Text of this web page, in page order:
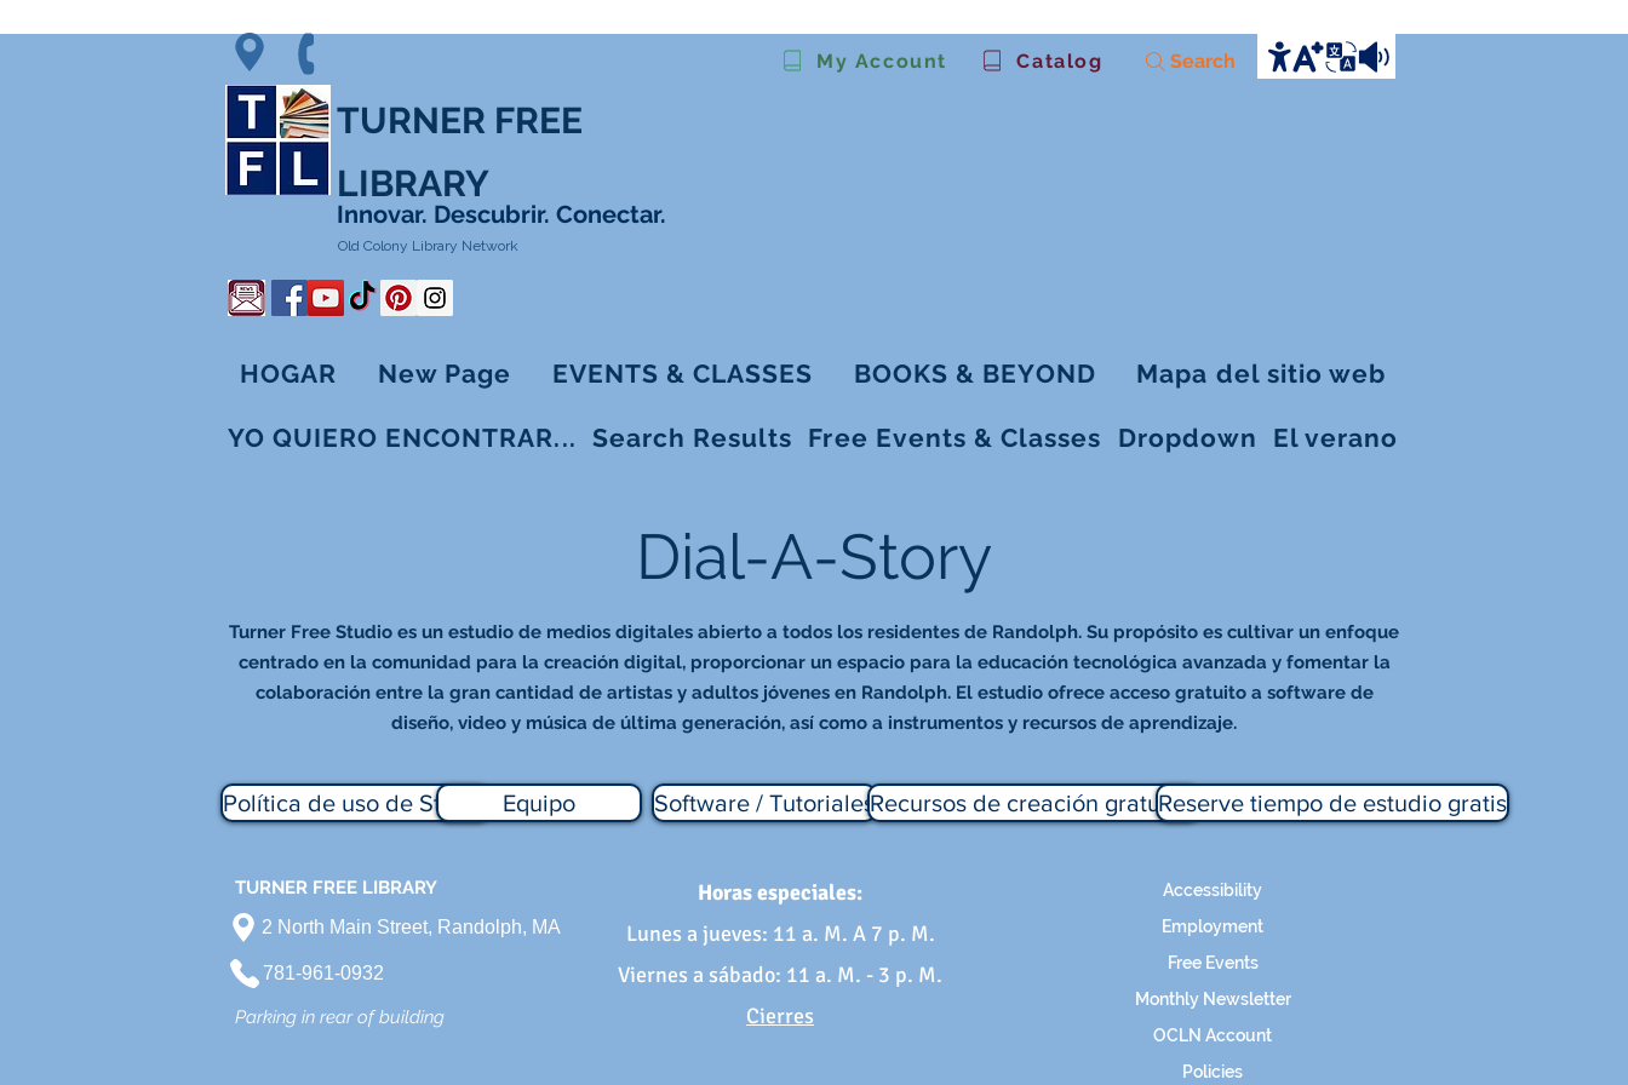
My Account Catalog
TURNER FREE
LIBRARY
Innovar. Descubrir. Conectar.
Old Colony Library Network
Search
HOGAR New Page EVENTS & CLASSES BOOKS & BEYOND Mapa del sitio web
YO QUIERO ENCONTRAR... Search Results Free Events & Classes Dropdown El verano
Dial-A-Story
Turner Free Studio es un estudio de medios digitales abierto a todos los residentes de Randolph. Su propósito es cultivar un enfoque
centrado en la comunidad para la creación digital, proporcionar un espacio para la educación tecnológica avanzada y fomentar la
colaboración entre la gran cantidad de artistas y adultos jóvenes en Randolph. El estudio ofrece acceso gratuito a software de
diseño, video y música de última generación, así como a instrumentos y recursos de aprendizaje.
Política de uso de Studio Equipo Software / TutorialesRecursos de creación gratuitosReserve tiempo de estudio gratis
TURNER FREE LIBRARY
2 North Main Street, Randolph, MA
781-961-0932
Parking in rear of building
Horas especiales:
Lunes a jueves: 11 a. M. A 7 p. M.
Viernes a sábado: 11 a. M. - 3 p. M.
Cierres
Accessibility
Employment
Free Events
Monthly Newsletter
OCLN Account
Policies